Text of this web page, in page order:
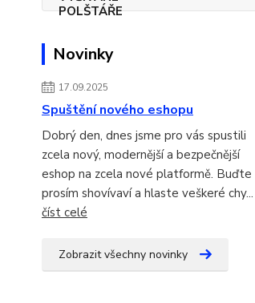
Novinky
17.09.2025
Spuštění nového eshopu
Dobrý den, dnes jsme pro vás spustili
zcela nový, modernější a bezpečnější
eshop na zcela nové platformě. Buďte
prosím shovívaví a hlaste veškeré chy...
číst celé
Zobrazit všechny novinky